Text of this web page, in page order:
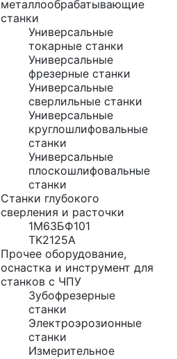
металлообрабатывающие
станки
Универсальные
токарные станки
Универсальные
фрезерные станки
Универсальные
сверлильные станки
Универсальные
круглошлифовальные
станки
Универсальные
плоскошлифовальные
станки
Станки глубокого
сверления и расточки
1М63БФ101
TK2125A
Прочее оборудование,
оснастка и инструмент для
станков с ЧПУ
Зубофрезерные
станки
Электроэрозионные
станки
Измерительное